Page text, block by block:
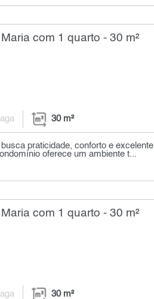
com 1 quarto - 30 m²
30 m²
praticidade, conforto e excelente
oferece um ambiente t...
com 1 quarto - 30 m²
30 m²